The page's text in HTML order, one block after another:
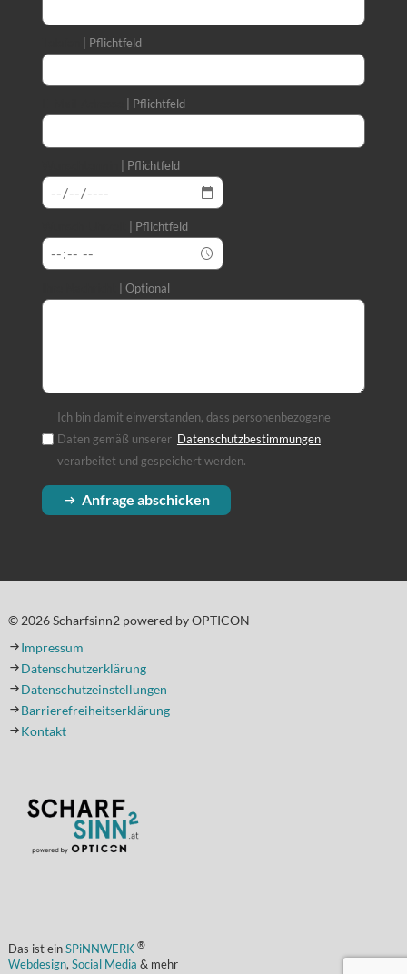
Pflichtfeld
Pflichtfeld
Pflichtfeld
Pflichtfeld
Optional
Ich bin damit einverstanden, dass personenbezogene
Daten gemäß unserer Datenschutzbestimmungen(Öffnet in einem
verarbeitet und gespeichert werden.
Anfrage abschicken
© 2026 Scharfsinn2 powered by OPTICON
Impressum
Datenschutzerklärung
Datenschutzeinstellungen
Barrierefreiheitserklärung
Kontakt
Das ist ein SPiNNWERK ®
Webdesign, Social Media & mehr